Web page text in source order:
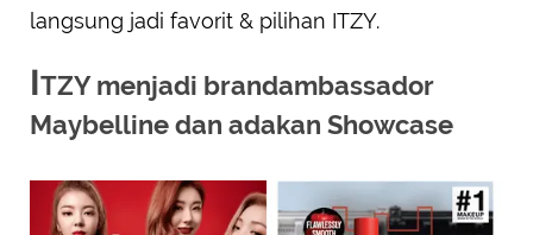
langsung jadi favorit & pilihan ITZY.
ITZY menjadi brandambassador
Maybelline dan adakan Showcase